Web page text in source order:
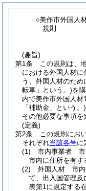
○美作市外国人
規則
(趣旨)
第1条
この規則は、
における外国人材に
う、外国人材のた
転車」という。)を
内で美作市外国人
「補助金」という。)
その他必要な事項を
(定義)
第2条
この規則にお
それぞれ当該各号に
(1)
市内事業者 市
市内に住所を有す
(2)
外国人材 市内
て、出入国管理及
表第1に規定する